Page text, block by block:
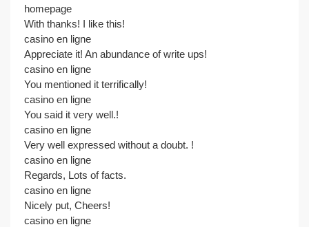
homepage
With thanks! I like this!
casino en ligne
Appreciate it! An abundance of write ups!
casino en ligne
You mentioned it terrifically!
casino en ligne
You said it very well.!
casino en ligne
Very well expressed without a doubt. !
casino en ligne
Regards, Lots of facts.
casino en ligne
Nicely put, Cheers!
casino en ligne